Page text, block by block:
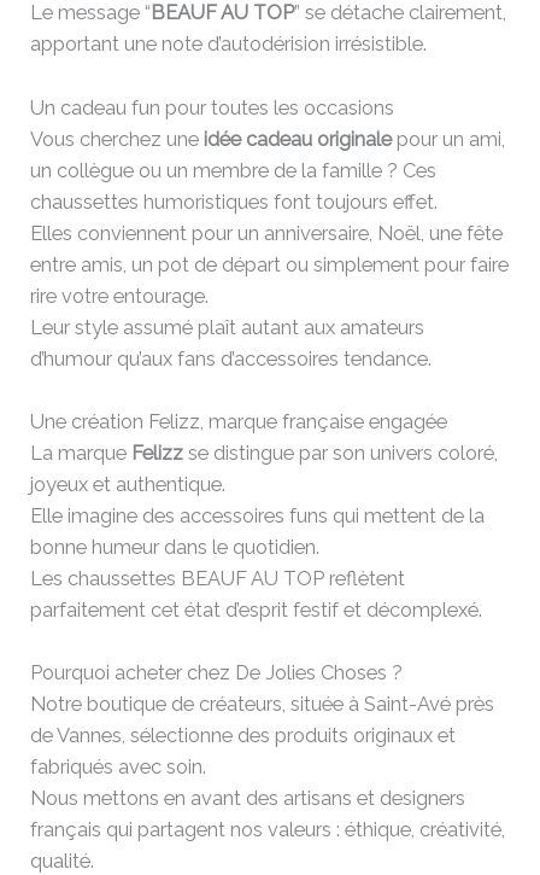
Le message “ BEAUF AU TOP” se détache clairement,
apportant une note d’autodérision irrésistible.
Un cadeau fun pour toutes les occasions
Vous cherchez une idée cadeau originalepour un ami,
un collègue ou un membre de la famille ? Ces
chaussettes humoristiques font toujours effet.
Elles conviennent pour un anniversaire, Noël, une fête
entre amis, un pot de départ ou simplement pour faire
rire votre entourage.
Leur style assumé plaît autant aux amateurs
d’humour qu’aux fans d’accessoires tendance.
Une création Felizz, marque française engagée
La marque Felizz se distingue par son univers coloré,
joyeux et authentique.
Elle imagine des accessoires funs qui mettent de la
bonne humeur dans le quotidien.
Les chaussettes BEAUF AU TOP reflètent
parfaitement cet état d’esprit festif et décomplexé.
Pourquoi acheter chez De Jolies Choses ?
Notre boutique de créateurs, située à Saint-Avé près
de Vannes, sélectionne des produits originaux et
fabriqués avec soin.
Nous mettons en avant des artisans et designers
français qui partagent nos valeurs : éthique, créativité,
qualité.